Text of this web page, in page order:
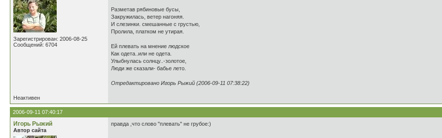
Зарегистрирован: 2006-08-25
Сообщений: 6704
Разметав рябиновые бусы,
Закружилась, ветер нагоняя.
И слезинки. смешанные с грустью,
Пролила, платком не утирая.
Ей плевать на мнение людское
Как одета..или не одета.
Улыбнулась солнцу..-золотое,
Люди же сказали- бабье лето.
Отредактировано Игорь Рыжий (2006-09-11 07:38:22)
Неактивен
2006-09-11 07:40:17
Игорь Рыжий
Автор сайта
правда ,что слово "плевать" не грубое:)